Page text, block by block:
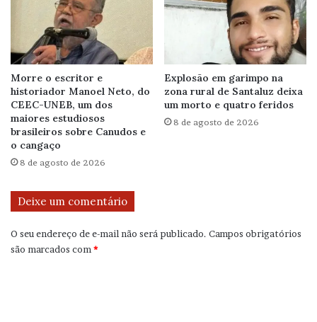
Morre o escritor e
historiador Manoel Neto, do
CEEC-UNEB, um dos
maiores estudiosos
brasileiros sobre Canudos e
o cangaço
8 de agosto de 2026
Explosão em garimpo na
zona rural de Santaluz deixa
um morto e quatro feridos
8 de agosto de 2026
Deixe um comentário
O seu endereço de e-mail não será publicado. Campos obrigatórios
são marcados com*